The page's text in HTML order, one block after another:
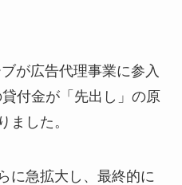
が広告代理事業に参入
付金が「先出し」の原
ました。
に急拡大し、最終的に